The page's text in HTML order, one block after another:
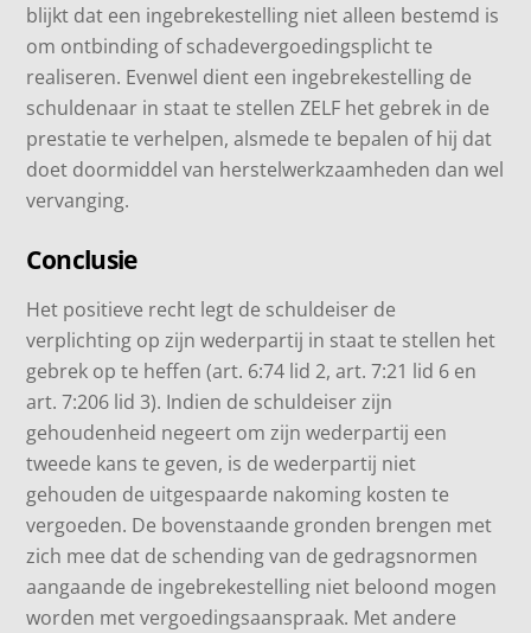
blijkt dat een ingebrekestelling niet alleen bestemd is
om ontbinding of schadevergoedingsplicht te
realiseren. Evenwel dient een ingebrekestelling de
schuldenaar in staat te stellen ZELF het gebrek in de
prestatie te verhelpen, alsmede te bepalen of hij dat
doet doormiddel van herstelwerkzaamheden dan wel
vervanging.
Conclusie
Het positieve recht legt de schuldeiser de
verplichting op zijn wederpartij in staat te stellen het
gebrek op te heffen (art. 6:74 lid 2, art. 7:21 lid 6 en
art. 7:206 lid 3). Indien de schuldeiser zijn
gehoudenheid negeert om zijn wederpartij een
tweede kans te geven, is de wederpartij niet
gehouden de uitgespaarde nakoming kosten te
vergoeden. De bovenstaande gronden brengen met
zich mee dat de schending van de gedragsnormen
aangaande de ingebrekestelling niet beloond mogen
worden met vergoedingsaanspraak. Met andere